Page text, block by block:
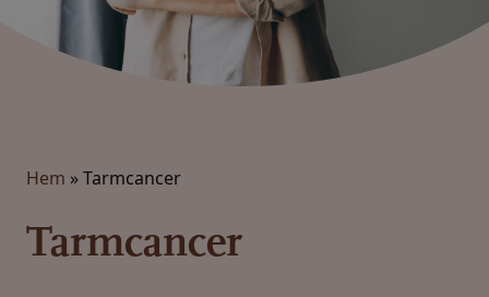
Hem »Tarmcancer
Tarmcancer